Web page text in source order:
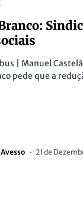
| Manuel
pede que a
21 de